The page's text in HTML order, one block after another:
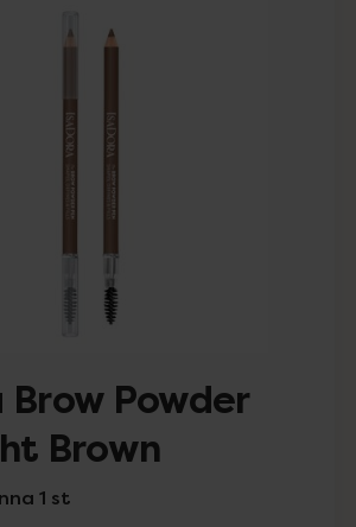
4 objekt.
Brow Powder
Brown
1 st